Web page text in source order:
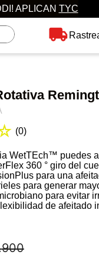
APLICAN TYC
(0)
WetTEch™ puedes
360 ° giro del
para una
para generar
para evitar
de afeitado
patilla plegable •
900